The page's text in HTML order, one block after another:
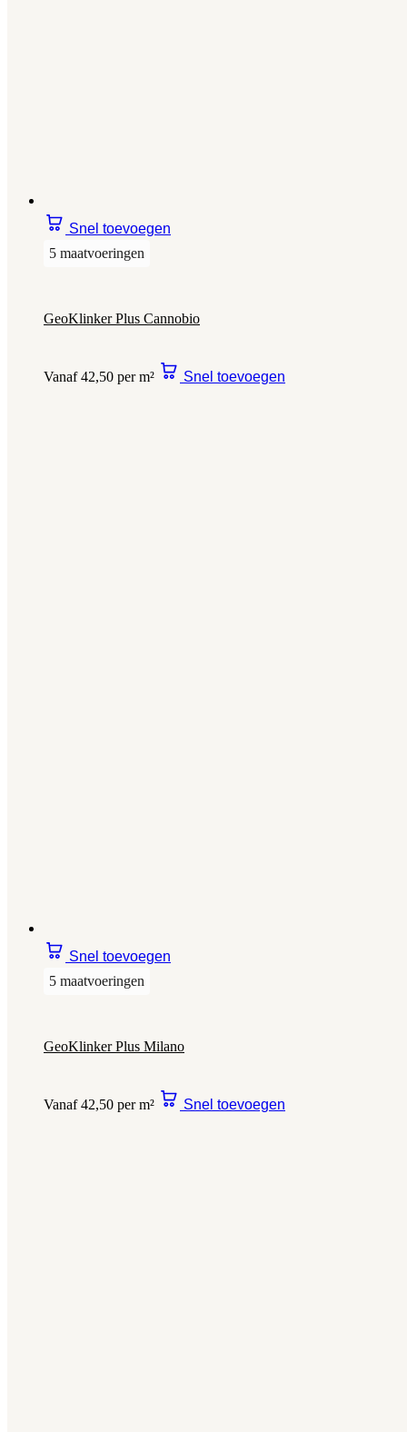
Snel toevoegen
5 maatvoeringen
GeoKlinker Plus Cannobio
Vanaf 42,50 per m² Snel toevoegen
Snel toevoegen
5 maatvoeringen
GeoKlinker Plus Milano
Vanaf 42,50 per m² Snel toevoegen